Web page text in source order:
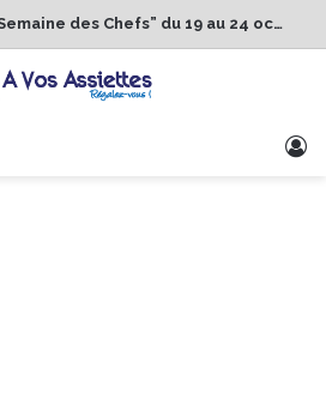
1er Édition de “La Semaine des Chefs” du 19 au 24 octobre 2026